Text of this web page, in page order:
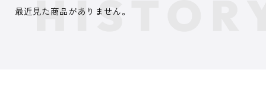
最近見た商品がありません。